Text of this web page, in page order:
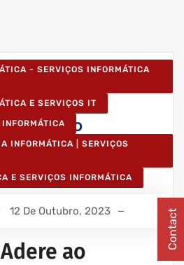
- SERVIÇOS INFORMÁTICA
E SERVIÇOS IT
INFORMÁTICA | SERVIÇOS
E SERVIÇOS INFORMÁTICA
12 De Outubro, 2023
ao
Contact